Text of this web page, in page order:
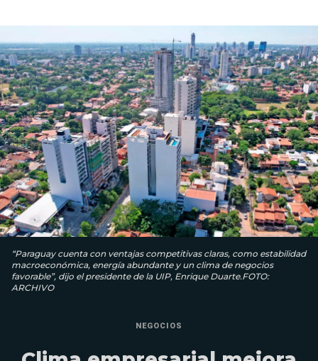
“Paraguay cuenta con ventajas competitivas claras, como estabilidad
macroeconómica, energía abundante y un clima de negocios
favorable”, dijo el presidente de la UIP, Enrique Duarte.FOTO:
ARCHIVO
NEGOCIOS